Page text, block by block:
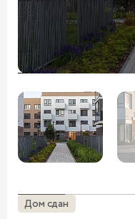
Дом сдан